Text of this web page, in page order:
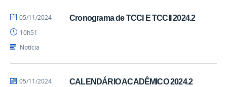
Cronograma de TCCI E TCCII 2024.2
por
publicado
05/11/2024
10h51
Notícia
CALENDÁRIO ACADÊMICO 2024.2
por
publicado
05/11/2024